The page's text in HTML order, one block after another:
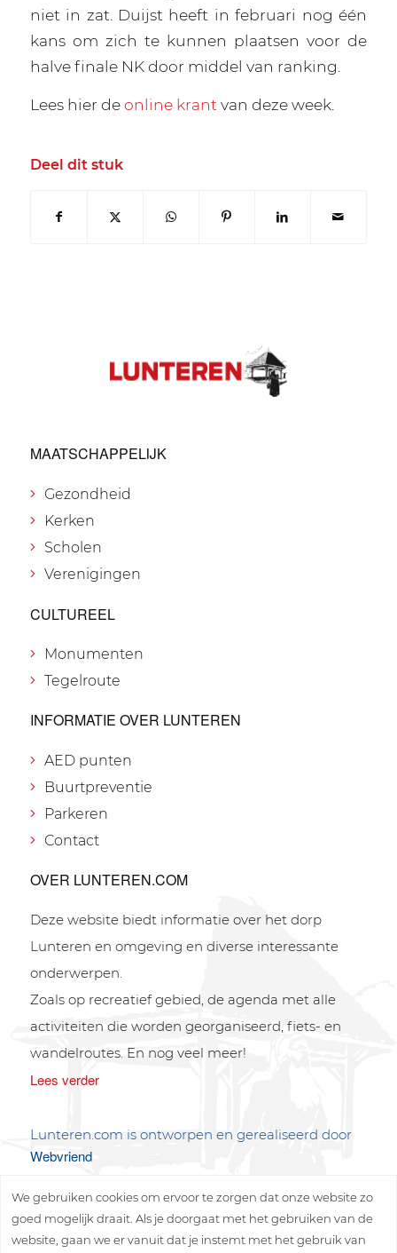
niet in zat. Duijst heeft in februari nog één
kans om zich te kunnen plaatsen voor de
halve finale NK door middel van ranking.
Lees hier deonline krant van deze week.
Deel dit stuk
MAATSCHAPPELIJK
Gezondheid
Kerken
Scholen
Verenigingen
CULTUREEL
Monumenten
Tegelroute
INFORMATIE OVER LUNTEREN
AED punten
Buurtpreventie
Parkeren
Contact
OVER LUNTEREN.COM
Deze website biedt informatie over het dorp
Lunteren en omgeving en diverse interessante
onderwerpen.
Zoals op recreatief gebied, de agenda met alle
activiteiten die worden georganiseerd, fiets- en
wandelroutes. En nog veel meer!
Lees verder
Lunteren.com is ontworpen en gerealiseerd door
Webvriend
We gebruiken cookies om ervoor te zorgen dat onze website zo
goed mogelijk draait. Als je doorgaat met het gebruiken van de
website, gaan we er vanuit dat je instemt met het gebruik van